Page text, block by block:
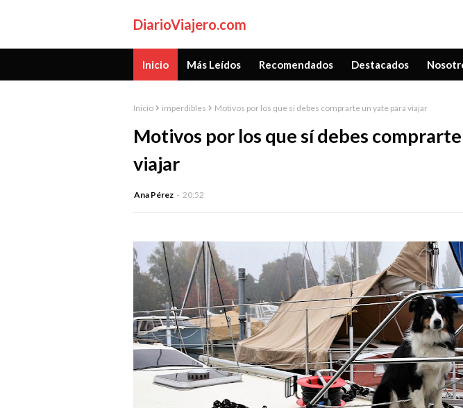
DiarioViajero.com
Inicio Más Leídos Recomendados Destacados
Inicio imperdibles Motivos por los que sí debes comprarte un yate para viajar
Motivos por los que sí debes
viajar
Ana Pérez 20:52